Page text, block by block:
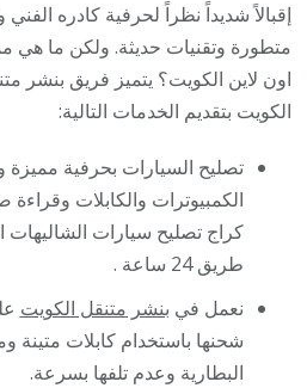
إقبالاً شديداً نظراً لحرفية كادره
متطورة وتقنيات حديثة. ولكن ما هي
اون لاين الكويت؟ يتميز فريق بنشر
الكويت بتقديم الخدمات التالية:
تصليح السيارات بحرفية
الكمبيوترات والكابلات
كراج تصليح سيارات
طريق 24 ساعة .
نعمل في بنشر متنقل الكويت
شحنها باستخدام كابلات
البطارية وعدم تلفها بسرعة.